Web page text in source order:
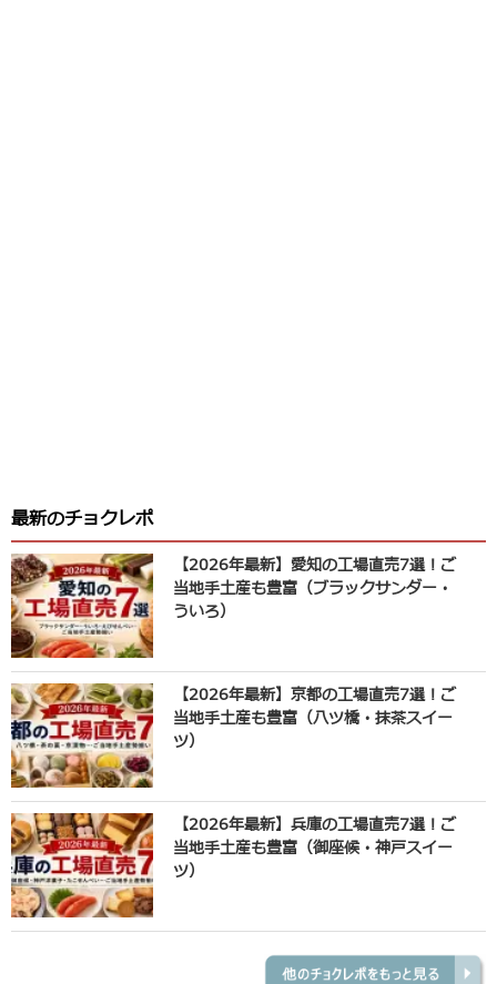
最新のチョクレポ
【2026年最新】愛知の工場直売7選！ご
当地手土産も豊富（ブラックサンダー・
ういろ）
【2026年最新】京都の工場直売7選！ご
当地手土産も豊富（八ツ橋・抹茶スイー
ツ）
【2026年最新】兵庫の工場直売7選！ご
当地手土産も豊富（御座候・神戸スイー
ツ）